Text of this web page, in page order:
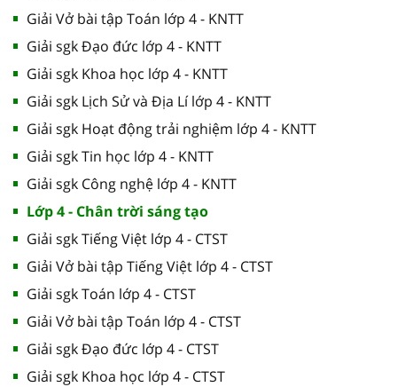
Giải Vở bài tập Toán lớp 4 - KNTT
Giải sgk Đạo đức lớp 4 - KNTT
Giải sgk Khoa học lớp 4 - KNTT
Giải sgk Lịch Sử và Địa Lí lớp 4 - KNTT
Giải sgk Hoạt động trải nghiệm lớp 4 - KNTT
Giải sgk Tin học lớp 4 - KNTT
Giải sgk Công nghệ lớp 4 - KNTT
Lớp 4 - Chân trời sáng tạo
Giải sgk Tiếng Việt lớp 4 - CTST
Giải Vở bài tập Tiếng Việt lớp 4 - CTST
Giải sgk Toán lớp 4 - CTST
Giải Vở bài tập Toán lớp 4 - CTST
Giải sgk Đạo đức lớp 4 - CTST
Giải sgk Khoa học lớp 4 - CTST